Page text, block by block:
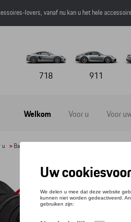
lovers, vanaf nu kan u het hele
718 911
Welkom Voor u Voor
u > Bagage